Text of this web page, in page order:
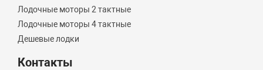
Лодочные моторы 2 тактные
Лодочные моторы 4 тактные
Дешевые лодки
Контакты